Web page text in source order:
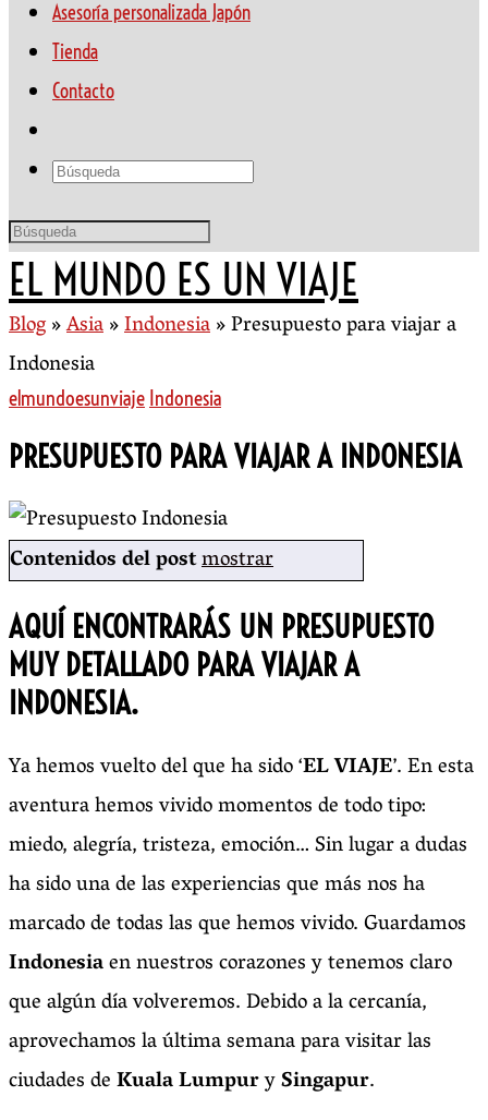
Asesoría personalizada Japón
Tienda
Contacto
EL MUNDO ES UN VIAJE
Blog»Asia»Indonesia»Presupuesto para viajar a
Indonesia
elmundoesunviaje Indonesia
PRESUPUESTO PARA VIAJAR A INDONESIA
Contenidos del postmostrar
AQUÍ ENCONTRARÁS UN PRESUPUESTO
MUY DETALLADO PARA VIAJAR A
INDONESIA.
Ya hemos vuelto del que ha sido ‘EL VIAJE’. En esta
aventura hemos vivido momentos de todo tipo:
miedo, alegría, tristeza, emoción… Sin lugar a dudas
ha sido una de las experiencias que más nos ha
marcado de todas las que hemos vivido. Guardamos
Indonesiaen nuestros corazones y tenemos claro
que algún día volveremos. Debido a la cercanía,
aprovechamos la última semana para visitar las
ciudades deKuala LumpurySingapur.